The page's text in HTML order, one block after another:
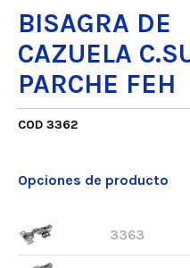
BISAGRA DE
CAZUELA
PARCHE FEH
COD 3362
Opciones de producto
3363